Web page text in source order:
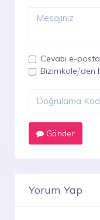
Cevabı e-
Bizimkolej'den
Gönder
Yorum Yap